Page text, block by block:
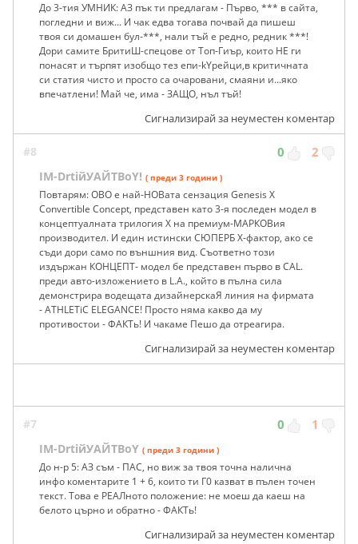
До 3-тия УМНИК: АЗ пък ти предлагам - Първо, *** в сайта,
погледни и виж... И чак едва тогава почвай да пишеш
твоя си домашен бул-***, нали тъй е редно, редник ***!
Дори самите БритиШ-спецове от Топ-Гиър, които НЕ ги
понасят и търпят изобщо тез епи-kYpейци,в критичната
си статия чисто и просто са очаровани, смаяни и...яко
впечатлени! Май че, има - ЗАЩО, нъл тъй!
Сигнализирай за неуместен коментар
#8 0 2
IM-DrtiйУАЙТBoY! ( преди 3 години )
Повтарям: ОВО е най-НОВата сензация Genesis X
Convertible Concept, представен като 3-я последен модел в
концептуалната трилогия X на премиум-МАРКОВия
производител. И един истински СЮПЕРБ Х-фактор, ако се
съди дори само по външния вид. Съответно този
издържан КОНЦЕПТ- модел бе представен първо в CAL.
преди авто-изложението в L.A., който в пълна сила
демонстрира водещата дизайнерскаЯ линия на фирмата
- ATHLETiC ELEGANCE! Просто няма какво да му
противостои - ФАКТь! И чакаме Пешо да отреагира.
Сигнализирай за неуместен коментар
#7 0 1
IM-DrtiйУАЙТBoY ( преди 3 години )
До н-р 5: АЗ съм - ПАС, но виж за твоя точна налична
инфо коментарите 1 + 6, които ти Г0 казват в пълен точен
текст. Това е РЕАЛното положение: не моеш да каеш на
белото църно и обратно - ФАКТь!
Сигнализирай за неуместен коментар